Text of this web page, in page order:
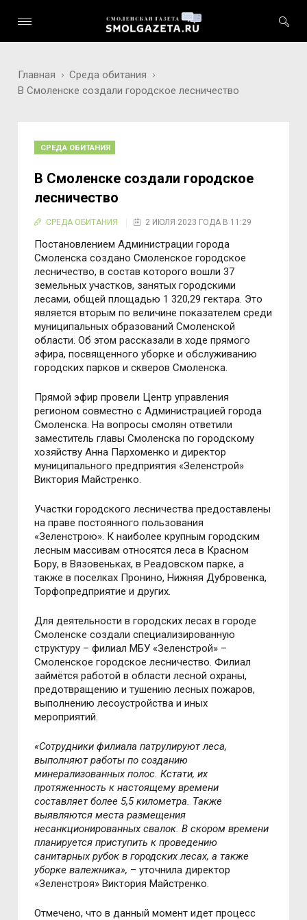
Главная
Среда обитания
В Смоленске создали городское лесничество
СРЕДА ОБИТАНИЯ
В Смоленске создали городское
лесничество
СРЕДА ОБИТАНИЯ 2 ИЮЛЯ 2023 ГОДА В 11:29
Постановлением Администрации города
Смоленска создано Смоленское городское
лесничество, в состав которого вошли 37
земельных участков, занятых городскими
лесами, общей площадью 1 320,29 гектара. Это
является вторым по величине показателем среди
муниципальных образований Смоленской
области. Об этом рассказали в ходе прямого
эфира, посвященного уборке и обслуживанию
городских парков и скверов Смоленска.
Прямой эфир провели Центр управления
регионом совместно с Администрацией города
Смоленска. На вопросы смолян ответили
заместитель главы Смоленска по городскому
хозяйству Анна Пархоменко и директор
муниципального предприятия «Зеленстрой»
Виктория Майстренко.
Участки городского лесничества предоставлены
на праве постоянного пользования
«Зеленстрою». К наиболее крупным городским
лесным массивам относятся леса в Красном
Бору, в Вязовеньках, в Реадовском парке, а
также в поселках Пронино, Нижняя Дубровенка,
Торфопредприятие и других.
Для деятельности в городских лесах в городе
Смоленске создали специализированную
структуру – филиал МБУ «Зеленстрой» –
Смоленское городское лесничество. Филиал
займётся работой в области лесной охраны,
предотвращению и тушению лесных пожаров,
выполнению лесоустройства и иных
мероприятий.
«Сотрудники филиала патрулируют леса,
выполняют работы по созданию
минерализованных полос. Кстати, их
протяженность к настоящему времени
составляет более 5,5 километра. Также
выявляются места размещения
несанкционированных свалок. В скором времени
планируется приступить к проведению
санитарных рубок в городских лесах, а также
уборке валежника», – уточнила директор
«Зеленстроя» Виктория Майстренко.
Отмечено, что в данный момент идет процесс